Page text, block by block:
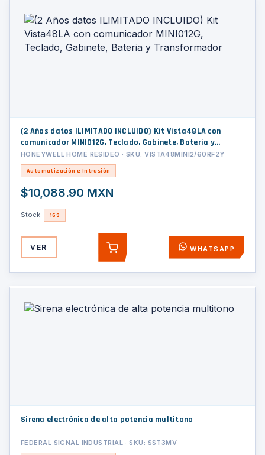
(2 Años datos ILIMITADO INCLUIDO) Kit Vista48LA con
comunicador MINI012G, Teclado, Gabinete, Bateria y
Transformador
HONEYWELL HOME RESIDEO · SKU: VISTA48MINI2/60RF2Y
Automatización e Intrusión
$10,088.90 MXN
Stock: 163
VER AGREGAR WHATSAPP
Sirena electrónica de alta potencia multitono
FEDERAL SIGNAL INDUSTRIAL · SKU: SST3MV